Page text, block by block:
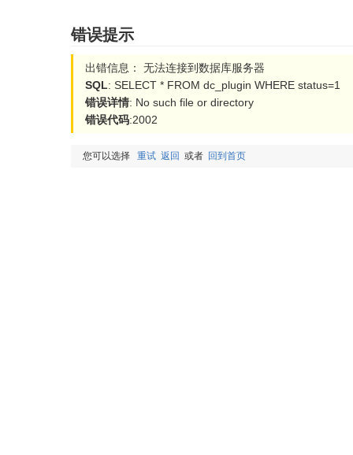
错误提示
出错信息： 无法连接到数据库服务器
SQL: SELECT * FROM dc_plugin WHERE status=1
错误详情: No such file or directory
错误代码:2002
您可以选择 重试 返回 或者 回到首页